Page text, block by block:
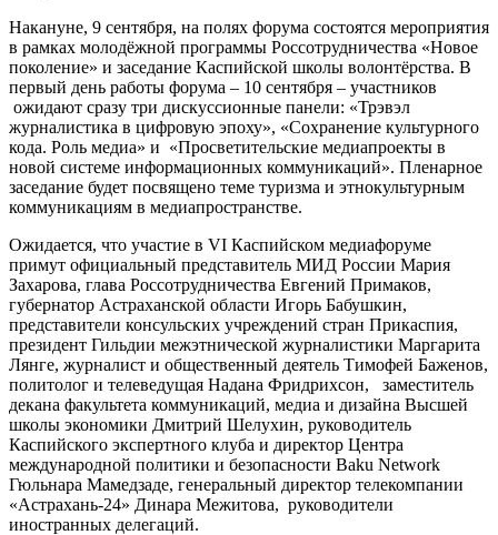
Накануне, 9 сентября, на полях форума состоятся мероприятия
в рамках молодёжной программы Россотрудничества «Новое
поколение» и заседание Каспийской школы волонтёрства. В
первый день работы форума – 10 сентября – участников
ожидают сразу три дискуссионные панели: «Трэвэл
журналистика в цифровую эпоху», «Сохранение культурного
кода. Роль медиа» и «Просветительские медиапроекты в
новой системе информационных коммуникаций». Пленарное
заседание будет посвящено теме туризма и этнокультурным
коммуникациям в медиапространстве.
Ожидается, что участие в VI Каспийском медиафоруме
примут официальный представитель МИД России Мария
Захарова, глава Россотрудничества Евгений Примаков,
губернатор Астраханской области Игорь Бабушкин,
представители консульских учреждений стран Прикаспия,
президент Гильдии межэтнической журналистики Маргарита
Лянге, журналист и общественный деятель Тимофей Баженов,
политолог и телеведущая Надана Фридрихсон, заместитель
декана факультета коммуникаций, медиа и дизайна Высшей
школы экономики Дмитрий Шелухин, руководитель
Каспийского экспертного клуба и директор Центра
международной политики и безопасности Baku Network
Гюльнара Мамедзаде, генеральный директор телекомпании
«Астрахань-24» Динара Межитова, руководители
иностранных делегаций.